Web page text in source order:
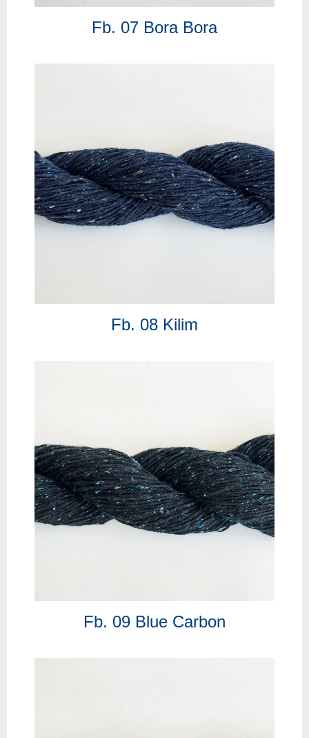
Fb. 07 Bora Bora
Fb. 08 Kilim
Fb. 09 Blue Carbon